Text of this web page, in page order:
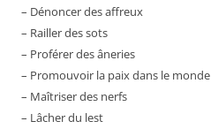
– Dénoncer des affreux
– Railler des sots
– Proférer des âneries
– Promouvoir la paix dans le monde
– Maîtriser des nerfs
– Lâcher du lest